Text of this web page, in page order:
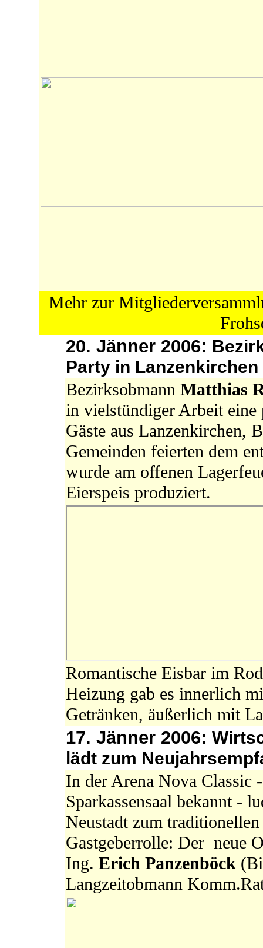
Mehr zur
20. Jänner 2006:
Party in Lanzenkirchen
Bezirksobmann Matthias
in vielstündiger Arbeit eine
Gäste aus Lanzenkirchen,
Gemeinden feierten dem
wurde am offenen
Eierspeis produziert.
Romantische Eisbar im
Heizung gab es innerlich
Getränken, äußerlich mit
17. Jänner 2006:
lädt zum
In der Arena Nova Classic
Sparkassensaal bekannt -
Neustadt zum
Gastgeberrolle: Der neue
Ing. Erich Panzenböck
Langzeitobmann